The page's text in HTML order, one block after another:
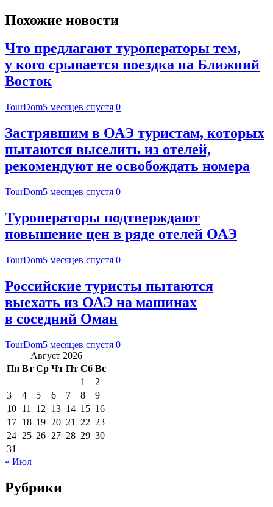
Похожие новости
Что предлагают туроператоры тем,
у кого срывается поездка на Ближний
Восток
TourDom5 месяцев спустя 0
Застрявшим в ОАЭ туристам, которых
пытаются выселить из отелей,
рекомендуют не освобождать номера
TourDom5 месяцев спустя 0
Туроператоры подтверждают
повышение цен в ряде отелей ОАЭ
TourDom5 месяцев спустя 0
Российские туристы пытаются
выехать из ОАЭ на машинах
в соседний Оман
TourDom5 месяцев спустя 0
Август 2026
Пн Вт Ср Чт Пт Сб Вс
1
2
3
4 5 6 7 8
9
10 11 12 13 14 15 16
17 18 19 20 21 22 23
24 25 26 27 28 29 30
31
« Июл
Рубрики